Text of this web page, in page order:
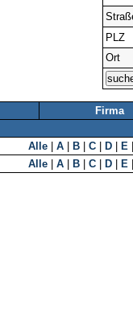
PLZ
Ort
Firma
Alle A B C D E
Alle
A B C D E